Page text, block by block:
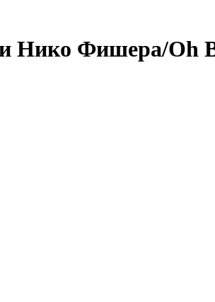
Нико Фишера/Oh